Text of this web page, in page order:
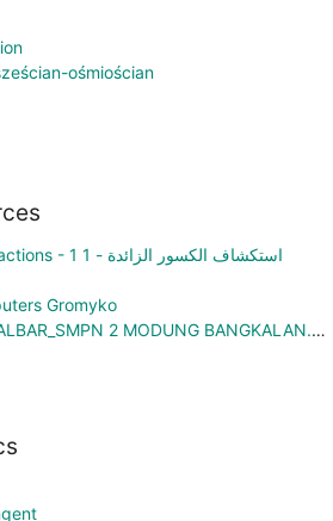
ośmiościan
Exploring Improper Fractions - 1 استكشاف الكسور الزائدة - 1
Gromyko
Modul 20-B2_TAUFIK ALBAR_SMPN 2 MODUNG BANGKALAN.ggb